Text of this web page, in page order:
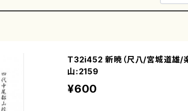
T32i452 新暁（尺八/宮城道雄/
山:2159
¥600